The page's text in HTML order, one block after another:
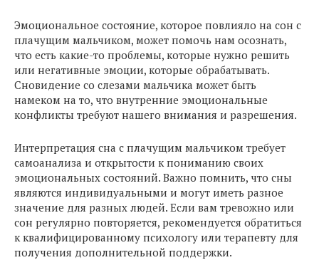
Эмоциональное состояние, которое повлияло на сон с
плачущим мальчиком, может помочь нам осознать,
что есть какие-то проблемы, которые нужно решить
или негативные эмоции, которые обрабатывать.
Сновидение со слезами мальчика может быть
намеком на то, что внутренние эмоциональные
конфликты требуют нашего внимания и разрешения.
Интерпретация сна с плачущим мальчиком требует
самоанализа и открытости к пониманию своих
эмоциональных состояний. Важно помнить, что сны
являются индивидуальными и могут иметь разное
значение для разных людей. Если вам тревожно или
сон регулярно повторяется, рекомендуется обратиться
к квалифицированному психологу или терапевту для
получения дополнительной поддержки.